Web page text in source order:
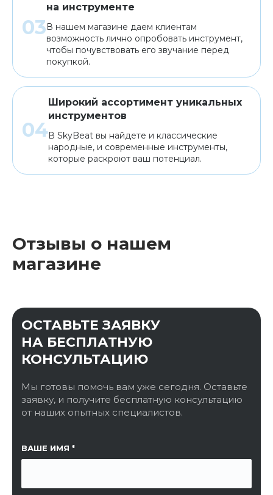
на инструменте
В нашем магазине даем клиентам
возможность лично опробовать инструмент,
чтобы почувствовать его звучание перед
покупкой.
Широкий ассортимент уникальных
инструментов
В SkyBeat вы найдете и классические
народные, и современные инструменты,
которые раскроют ваш потенциал.
Отзывы о нашем
магазине
ОСТАВЬТЕ ЗАЯВКУ
НА БЕСПЛАТНУЮ
КОНСУЛЬТАЦИЮ
Мы готовы помочь вам уже сегодня. Оставьте
заявку, и получите бесплатную консультацию
от наших опытных специалистов.
ВАШЕ ИМЯ
ССЫЛКА НА СТРАНИЦУ